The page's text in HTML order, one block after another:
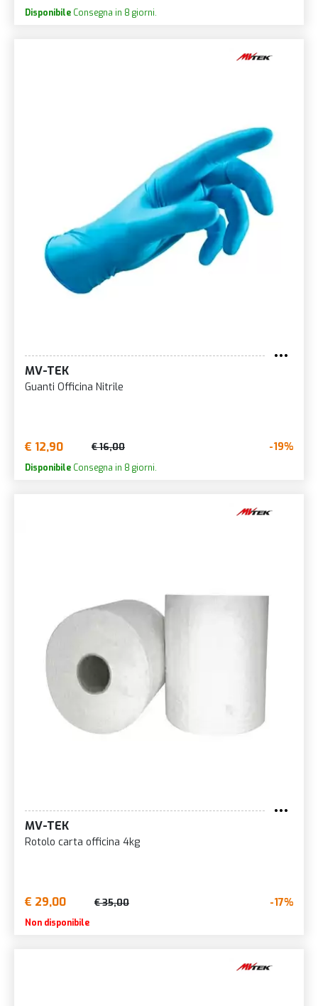
Disponibile Consegna in 8 giorni.
MV-TEK
Guanti Officina Nitrile
€ 12,90 € 16,00 -19%
Disponibile Consegna in 8 giorni.
MV-TEK
Rotolo carta officina 4kg
€ 29,00 € 35,00 -17%
Non disponibile